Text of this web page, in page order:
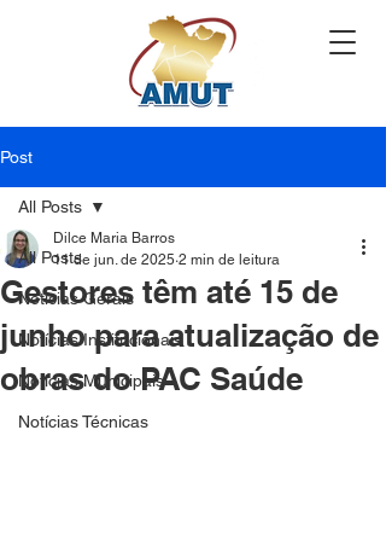
Post
All Posts
Notícias Gerais
Notícias Institucionais
Notícias Municipais
Notícias Técnicas
All Posts
Gestores têm até 15 de
junho para atualização de
obras do PAC Saúde
Dilce Maria Barros
11 de jun. de 2025 2 min de leitura